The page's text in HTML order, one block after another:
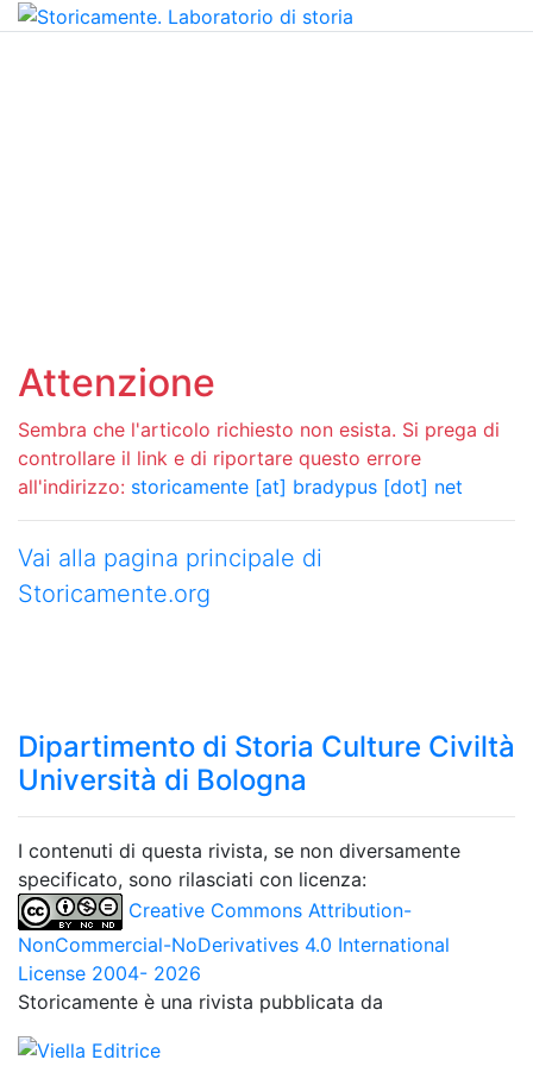
Attenzione
Sembra che l'articolo richiesto non esista. Si prega di
controllare il link e di riportare questo errore
all'indirizzo: storicamente [at] bradypus [dot] net
Vai alla pagina principale di
Storicamente.org
Dipartimento di Storia Culture Civiltà
Università di Bologna
I contenuti di questa rivista, se non diversamente
specificato, sono rilasciati con licenza:
Creative Commons Attribution-
NonCommercial-NoDerivatives 4.0 International
License 2004- 2026
Storicamente è una rivista pubblicata da